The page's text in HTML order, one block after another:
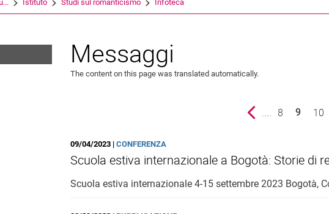
Istituto Studi sul romanticismo Infoteca
Messaggi
The content on this page was translated automatically.
Previous page .... page
8
9
10
09/04/2023 |CONFERENZA
Scuola estiva internazionale a Bogotà: Storie di
Scuola estiva internazionale 4-15 settembre 2023 Bogotà,